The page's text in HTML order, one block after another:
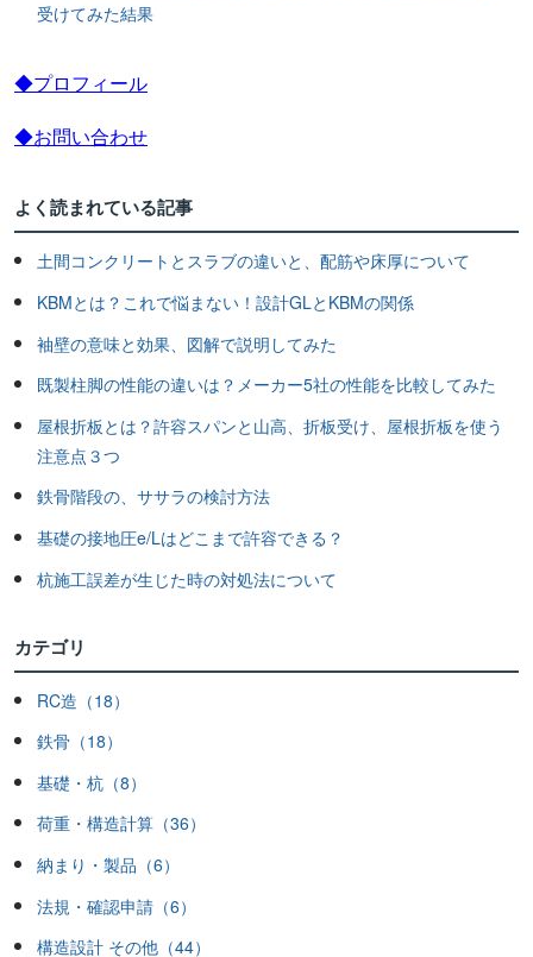
受けてみた結果
◆プロフィール
◆お問い合わせ
よく読まれている記事
土間コンクリートとスラブの違いと、配筋や床厚について
KBMとは？これで悩まない！設計GLとKBMの関係
袖壁の意味と効果、図解で説明してみた
既製柱脚の性能の違いは？メーカー5社の性能を比較してみた
屋根折板とは？許容スパンと山高、折板受け、屋根折板を使う
注意点３つ
鉄骨階段の、ササラの検討方法
基礎の接地圧e/Lはどこまで許容できる？
杭施工誤差が生じた時の対処法について
カテゴリ
RC造（18）
鉄骨（18）
基礎・杭（8）
荷重・構造計算（36）
納まり・製品（6）
法規・確認申請（6）
構造設計 その他（44）